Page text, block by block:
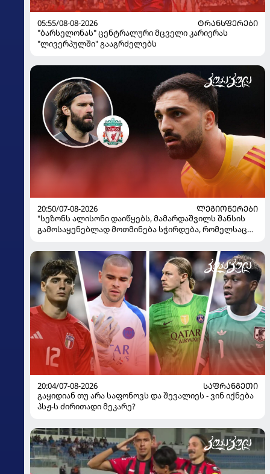
05:55/08-08-2026
ᲢᲠᲐᲜᲡᲤᲔᲠᲔᲑᲘ
"ბარსელონას" ცენტრალური მცველი კარიერას
"ლივერპულში" გააგრძელებს
20:50/07-08-2026
ᲚᲔᲒᲘᲝᲜᲔᲠᲔᲑᲘ
"სეზონს ალისონი დაიწყებს, მამარდაშვილს შანსის
გამოსაყენებლად მოთმინება სჭირდება, რომელსაც
ყოფილმა მეკარემ
20:04/07-08-2026
ᲡᲐᲤᲠᲐᲜᲒᲔᲗᲘ
გაყიდიან თუ არა საფონოვს და შევალიეს - ვინ იქნება
პსჟ-ს ძირითადი მეკარე?